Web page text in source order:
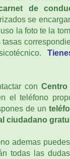
de
se
la foto te la
conCentro
el teléfono
de un
ciudadano
ademas
todas las